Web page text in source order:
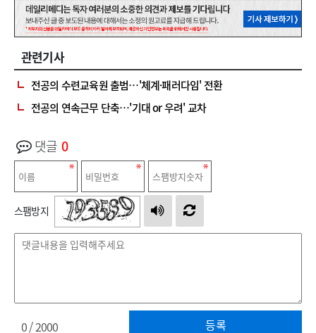
관련기사
전공의 수련교육원 출범…'체계·패러다임' 전환
전공의 연속근무 단축…'기대 or 우려' 교차
댓글 0
스팸방지
등록
0/ 2000